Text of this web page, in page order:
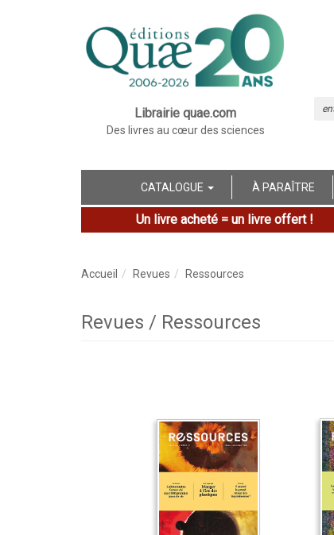
Librairie quae.com
Des livres au cœur des sciences
CATALOGUE À PARAÎTRE
Un livre acheté = un livre offert !
Accueil Revues Ressources
Revues / Ressources